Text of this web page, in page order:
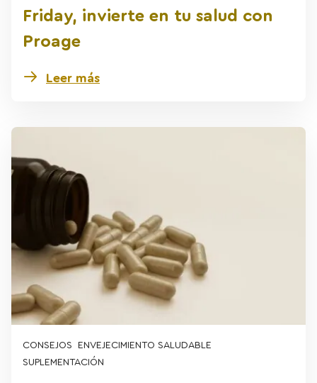
Friday, invierte en tu salud con
Proage
Leer más
CONSEJOS
ENVEJECIMIENTO SALUDABLE
SUPLEMENTACIÓN